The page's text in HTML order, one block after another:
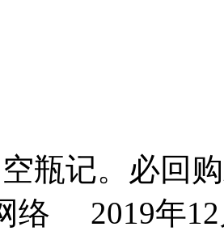
瓶记。必回
络 2019年12